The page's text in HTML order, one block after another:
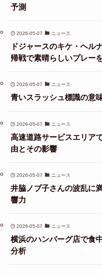
予測
2026-05-07 ニュース
ドジャースのキケ・ヘル
帰戦で素晴らしいプレー
2026-05-07 ニュース
青いスラッシュ標識の意
2026-05-07 ニュース
高速道路サービスエリア
由とその影響
2026-05-07 ニュース
井脇ノブ子さんの波乱に
響力
2026-05-07 ニュース
横浜のハンバーグ店で食
分析